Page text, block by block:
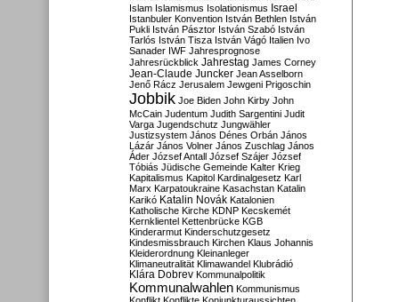
Islam Islamismus Isolationismus Israel
Istanbuler Konvention István Bethlen István
Pukli István Pásztor István Szabó István
Tarlós István Tisza István Vágó Italien Ivo
Sanader IWF Jahresprognose
Jahresrückblick Jahrestag James Corney
Jean-Claude Juncker Jean Asselborn
Jenő Rácz Jerusalem Jewgeni Prigoschin
Jobbik Joe Biden John Kirby John
McCain Judentum Judith Sargentini Judit
Varga Jugendschutz Jungwähler
Justizsystem János Dénes Orbán János
Lázár János Volner János Zuschlag János
Áder József Antall József Szájer József
Tóbiás Jüdische Gemeinde Kalter Krieg
Kapitalismus Kapitol Kardinalgesetz Karl
Marx Karpatoukraine Kasachstan Katalin
Karikó Katalin Novák Katalonien
Katholische Kirche KDNP Kecskemét
Kernklientel Kettenbrücke KGB
Kinderarmut Kinderschutzgesetz
Kindesmissbrauch Kirchen Klaus Johannis
Kleiderordnung Kleinanleger
Klimaneutralität Klimawandel Klubrádió
Klára Dobrev Kommunalpolitik
Kommunalwahlen Kommunismus